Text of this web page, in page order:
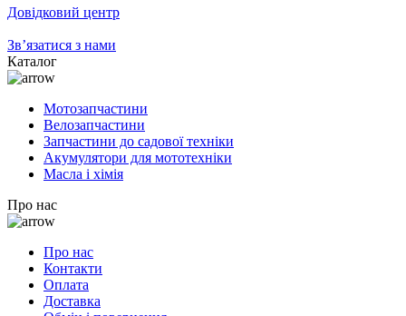
Довідковий центр
Зв’язатися з нами
Каталог
Мотозапчастини
Велозапчастини
Запчастини до садової техніки
Акумулятори для мототехніки
Масла і хімія
Про нас
Про нас
Контакти
Оплата
Доставка